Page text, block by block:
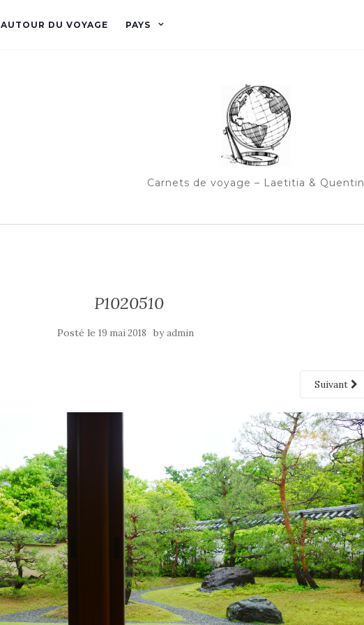
AUTOUR DU VOYAGE PAYS
Carnets de voyage – Laetitia & Quentin
P1020510
Posté le19 mai 2018 byadmin
Suivant